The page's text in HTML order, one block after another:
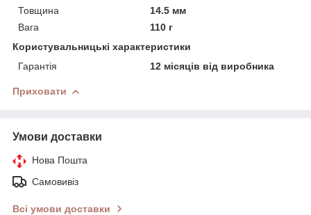
Товщина
14.5 мм
Вага
110 г
Користувальницькі характеристики
Гарантія
12 місяців від виробника
Приховати
Умови доставки
Нова Пошта
Самовивіз
Всі умови доставки